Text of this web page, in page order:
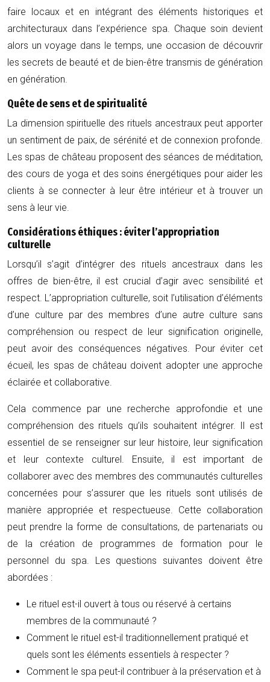
faire locaux et en intégrant des éléments historiques et
architecturaux dans l’expérience spa. Chaque soin devient
alors un voyage dans le temps, une occasion de découvrir
les secrets de beauté et de bien-être transmis de génération
en génération.
Quête de sens et de spiritualité
La dimension spirituelle des rituels ancestraux peut apporter
un sentiment de paix, de sérénité et de connexion profonde.
Les spas de château proposent des séances de méditation,
des cours de yoga et des soins énergétiques pour aider les
clients à se connecter à leur être intérieur et à trouver un
sens à leur vie.
Considérations éthiques : éviter l’appropriation
culturelle
Lorsqu’il s’agit d’intégrer des rituels ancestraux dans les
offres de bien-être, il est crucial d’agir avec sensibilité et
respect. L’appropriation culturelle, soit l’utilisation d’éléments
d’une culture par des membres d’une autre culture sans
compréhension ou respect de leur signification originelle,
peut avoir des conséquences négatives. Pour éviter cet
écueil, les spas de château doivent adopter une approche
éclairée et collaborative.
Cela commence par une recherche approfondie et une
compréhension des rituels qu’ils souhaitent intégrer. Il est
essentiel de se renseigner sur leur histoire, leur signification
et leur contexte culturel. Ensuite, il est important de
collaborer avec des membres des communautés culturelles
concernées pour s’assurer que les rituels sont utilisés de
manière appropriée et respectueuse. Cette collaboration
peut prendre la forme de consultations, de partenariats ou
de la création de programmes de formation pour le
personnel du spa. Les questions suivantes doivent être
abordées :
Le rituel est-il ouvert à tous ou réservé à certains
membres de la communauté ?
Comment le rituel est-il traditionnellement pratiqué et
quels sont les éléments essentiels à respecter ?
Comment le spa peut-il contribuer à la préservation et à